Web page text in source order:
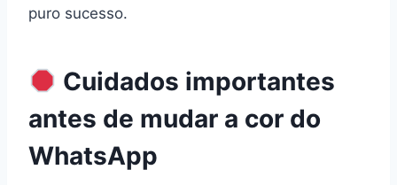
puro sucesso.
Cuidados importantes
antes de mudar a cor do
WhatsApp